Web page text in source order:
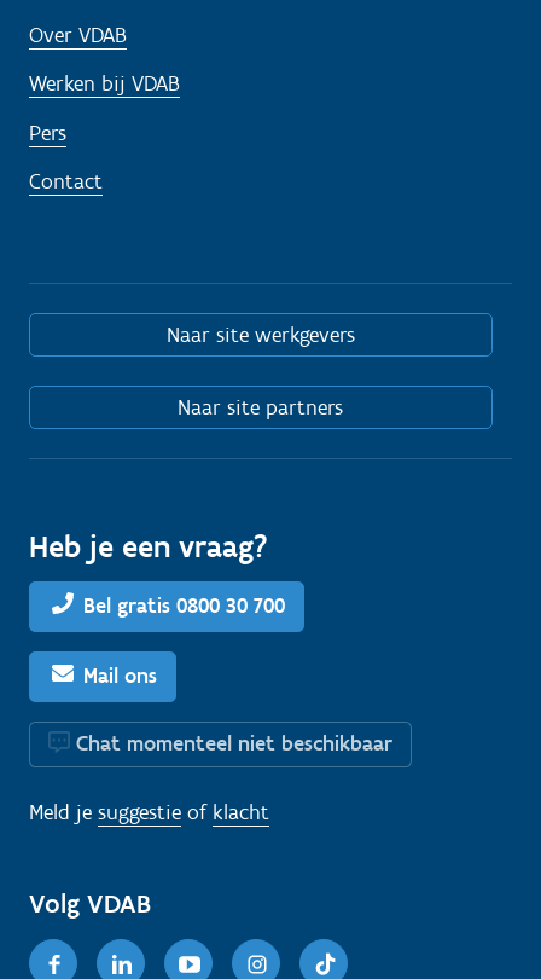
Over VDAB
Werken bij VDAB
Pers
Contact
Naar site werkgevers
Naar site partners
Heb je een vraag?
Bel gratis 0800 30 700
Mail ons
Chat momenteel niet beschikbaar
Meld je suggestie of klacht
Volg VDAB
FacebookLinkedinYoutubeInstagram